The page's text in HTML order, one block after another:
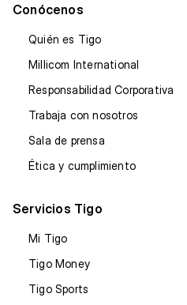
Conócenos
Quién es Tigo
Millicom International
Responsabilidad Corporativa
Trabaja con nosotros
Sala de prensa
Ética y cumplimiento
Servicios Tigo
Mi Tigo
Tigo Money
Tigo Sports